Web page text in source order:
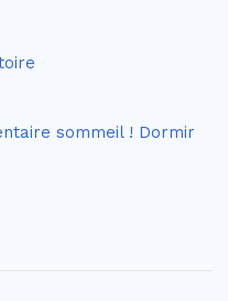
sommeil ! Dormir